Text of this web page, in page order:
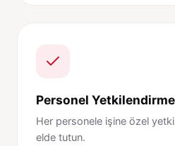
Personel Yetkilendirme
Her personele işine özel
elde tutun.